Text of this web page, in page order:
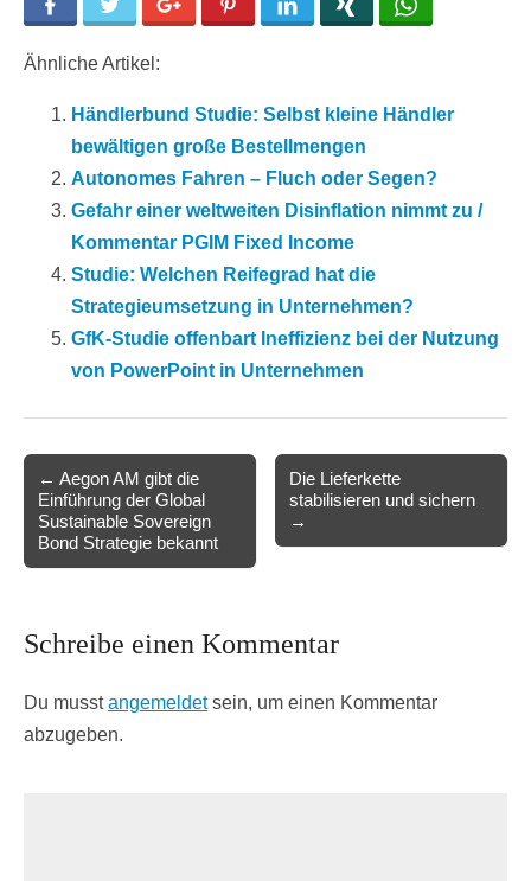
Facebook Twitter Google+ Pinterest LinkedIn
Ähnliche Artikel:
Händlerbund Studie: Selbst kleine Händler
bewältigen große Bestellmengen
Autonomes Fahren – Fluch oder Segen?
Gefahr einer weltweiten Disinflation nimmt zu /
Kommentar PGIM Fixed Income
Studie: Welchen Reifegrad hat die
Strategieumsetzung in Unternehmen?
GfK-Studie offenbart Ineffizienz bei der Nutzung
von PowerPoint in Unternehmen
navigation
← Aegon AM gibt die
Einführung der Global
Sustainable Sovereign
Bond Strategie bekannt
Die Lieferkette
stabilisieren und sichern
→
Schreibe einen Kommentar
Du musstangemeldetsein, um einen Kommentar
abzugeben.